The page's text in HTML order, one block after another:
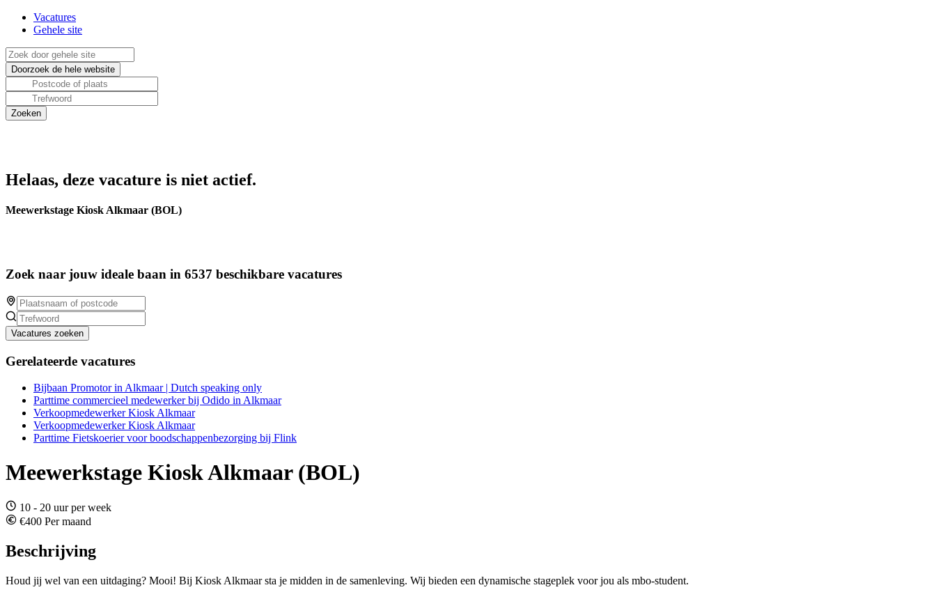
Vacatures
Gehele site
Helaas, deze vacature is niet actief.
Meewerkstage Kiosk Alkmaar (BOL)
Zoek naar jouw ideale baan in 6537 beschikbare vacatures
Vacatures zoeken
Gerelateerde vacatures
Bijbaan Promotor in Alkmaar | Dutch speaking only
Parttime commercieel medewerker bij Odido in Alkmaar
Verkoopmedewerker Kiosk Alkmaar
Verkoopmedewerker Kiosk Alkmaar
Parttime Fietskoerier voor boodschappenbezorging bij Flink
Meewerkstage Kiosk Alkmaar (BOL)
10 - 20 uur per week
€400 Per maand
Beschrijving
Houd jij wel van een uitdaging? Mooi! Bij Kiosk Alkmaar sta je midden in de samenleving. Wij bieden een dynamische stageplek voor jou als mbo-student.